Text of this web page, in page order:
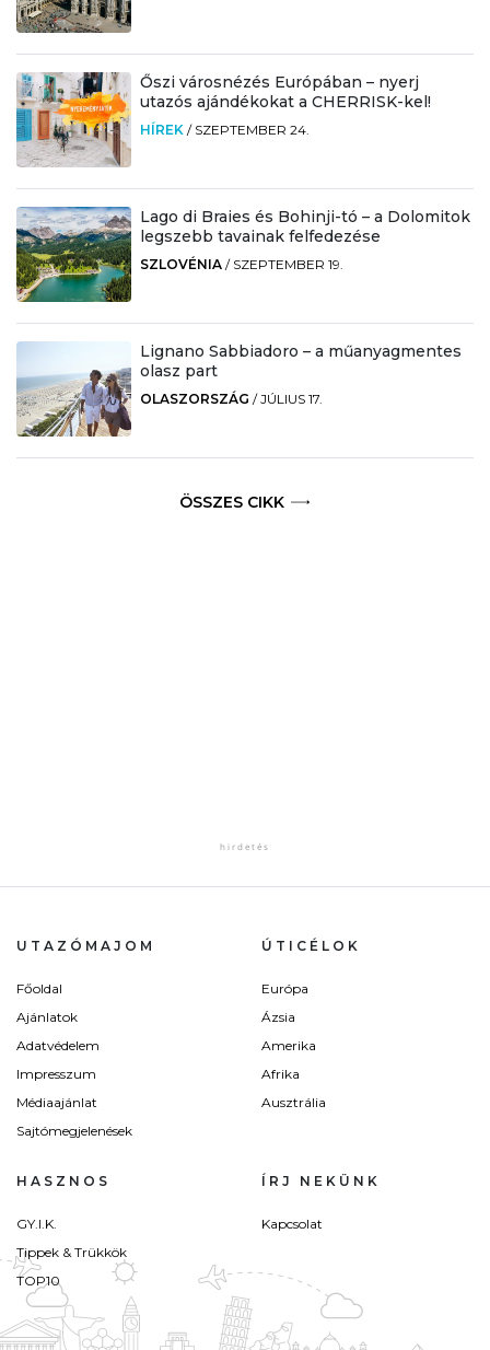
Őszi városnézés Európában – nyerj
utazós ajándékokat a CHERRISK-kel!
HÍREK / SZEPTEMBER 24.
Lago di Braies és Bohinji-tó – a Dolomitok
legszebb tavainak felfedezése
SZLOVÉNIA / SZEPTEMBER 19.
Lignano Sabbiadoro – a műanyagmentes
olasz part
OLASZORSZÁG /JÚLIUS 17.
ÖSSZES CIKK
UTAZÓMAJOM
Főoldal
Ajánlatok
Adatvédelem
Impresszum
Médiaajánlat
Sajtómegjelenések
ÚTICÉLOK
Európa
Ázsia
Amerika
Afrika
Ausztrália
HASZNOS
GY.I.K.
Tippek & Trükkök
TOP10
ÍRJ NEKÜNK
Kapcsolat